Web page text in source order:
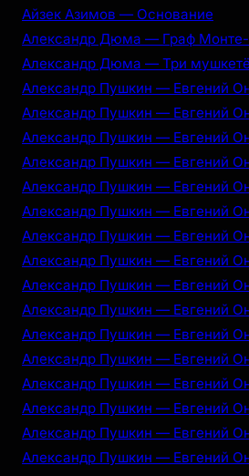
Айзек Азимов — Основание
Александр Дюма — Граф Монте-
Александр Дюма — Три
Александр Пушкин — Евгений
Александр Пушкин — Евгений
Александр Пушкин — Евгений
Александр Пушкин — Евгений
Александр Пушкин — Евгений
Александр Пушкин — Евгений
Александр Пушкин — Евгений
Александр Пушкин — Евгений
Александр Пушкин — Евгений
Александр Пушкин — Евгений
Александр Пушкин — Евгений
Александр Пушкин — Евгений
Александр Пушкин — Евгений
Александр Пушкин — Евгений
Александр Пушкин — Евгений
Александр Пушкин — Евгений